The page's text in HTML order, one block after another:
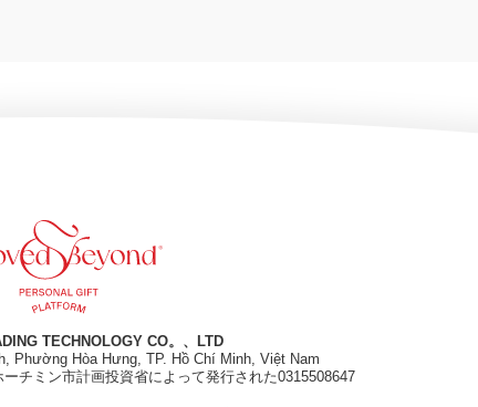
TECHNOLOGY CO。、LTD
Phường Hòa Hưng, TP. Hồ Chí Minh, Việt Nam
チミン市計画投資省によって発行された0315508647